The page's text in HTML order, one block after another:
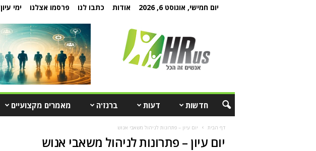
יום חמישי, אוגוסט 6, 2026 אודות כתבו לנו פרסמו אצלנו ימי עיון
חדשות דעות ברנז'ה מאמרים מקצועיים
דף הבית יום עיון – פתרונות לניהול משאבי אנוש
יום עיון – פתרונות לניהול משאבי אנוש